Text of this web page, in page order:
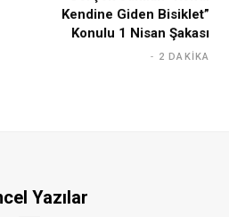
Kendine Giden Bisiklet”
Konulu 1 Nisan Şakası
2 DAKIKA
Yazılar